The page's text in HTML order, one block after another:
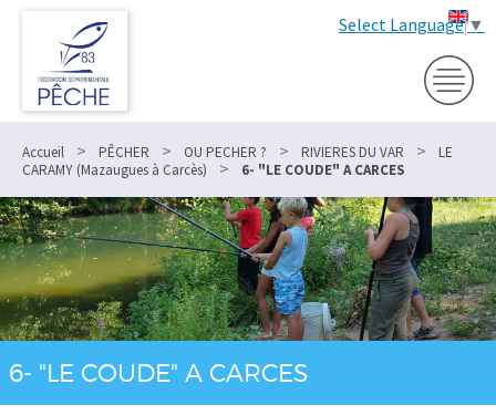
Select Language▼
Accueil > PÊCHER > OU PECHER ? > RIVIERES DU VAR >
LE
CARAMY (Mazaugues à Carcès)
> 6- "LE COUDE" A CARCES
6- "LE COUDE" A CARCES